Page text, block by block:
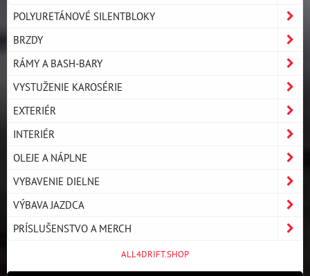
POLYURETÁNOVÉ SILENTBLOKY
BRZDY
RÁMY A BASH-BARY
VYSTUŽENIE KAROSÉRIE
EXTERIÉR
INTERIÉR
OLEJE A NÁPLNE
VYBAVENIE DIELNE
VÝBAVA JAZDCA
PRÍSLUŠENSTVO A MERCH
ALL4DRIFT.SHOP